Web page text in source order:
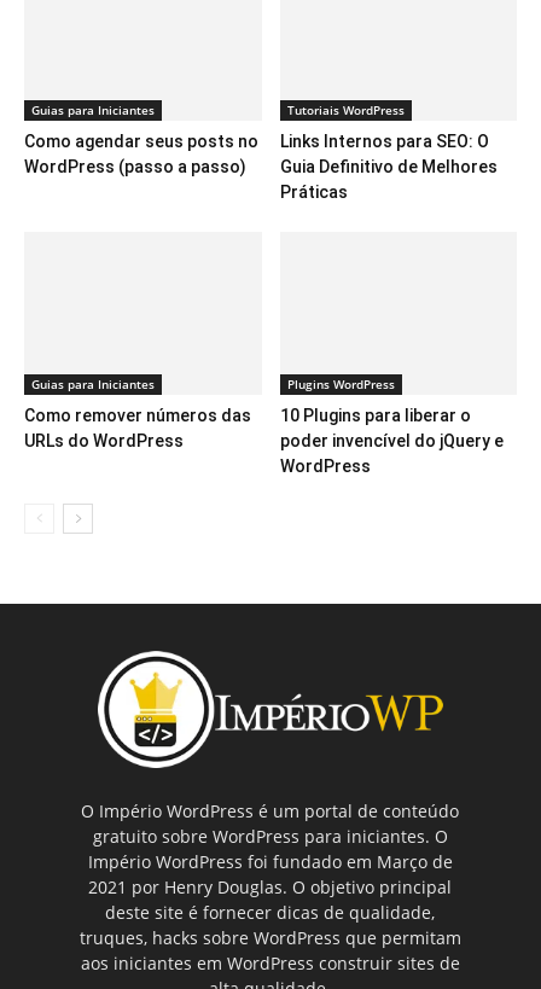
Guias para Iniciantes
Como agendar seus posts no
WordPress (passo a passo)
Tutoriais WordPress
Links Internos para SEO: O
Guia Definitivo de Melhores
Práticas
Guias para Iniciantes
Como remover números das
URLs do WordPress
Plugins WordPress
10 Plugins para liberar o
poder invencível do jQuery e
WordPress
O Império WordPress é um portal de conteúdo
gratuito sobre WordPress para iniciantes. O
Império WordPress foi fundado em Março de
2021 por Henry Douglas. O objetivo principal
deste site é fornecer dicas de qualidade,
truques, hacks sobre WordPress que permitam
aos iniciantes em WordPress construir sites de